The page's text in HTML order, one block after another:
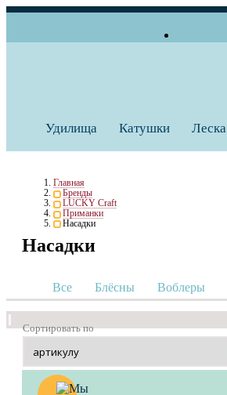
Удилища Катушки Леска
Главная
Бренды
LUCKY Craft
Приманки
Насадки
Насадки
Все Блёсны Воблеры
Сортировать по